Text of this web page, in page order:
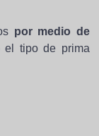
por medio de
el tipo de prima